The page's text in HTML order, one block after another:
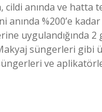
anında ve hatta
%200’e
uygulandığında
süngerleri
ve